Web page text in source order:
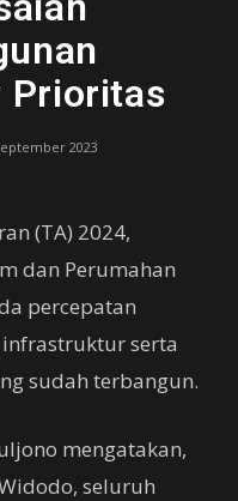
2023
(TA) 2024,
dan Perumahan
percepatan
serta
sudah terbangun.
mengatakan,
seluruh